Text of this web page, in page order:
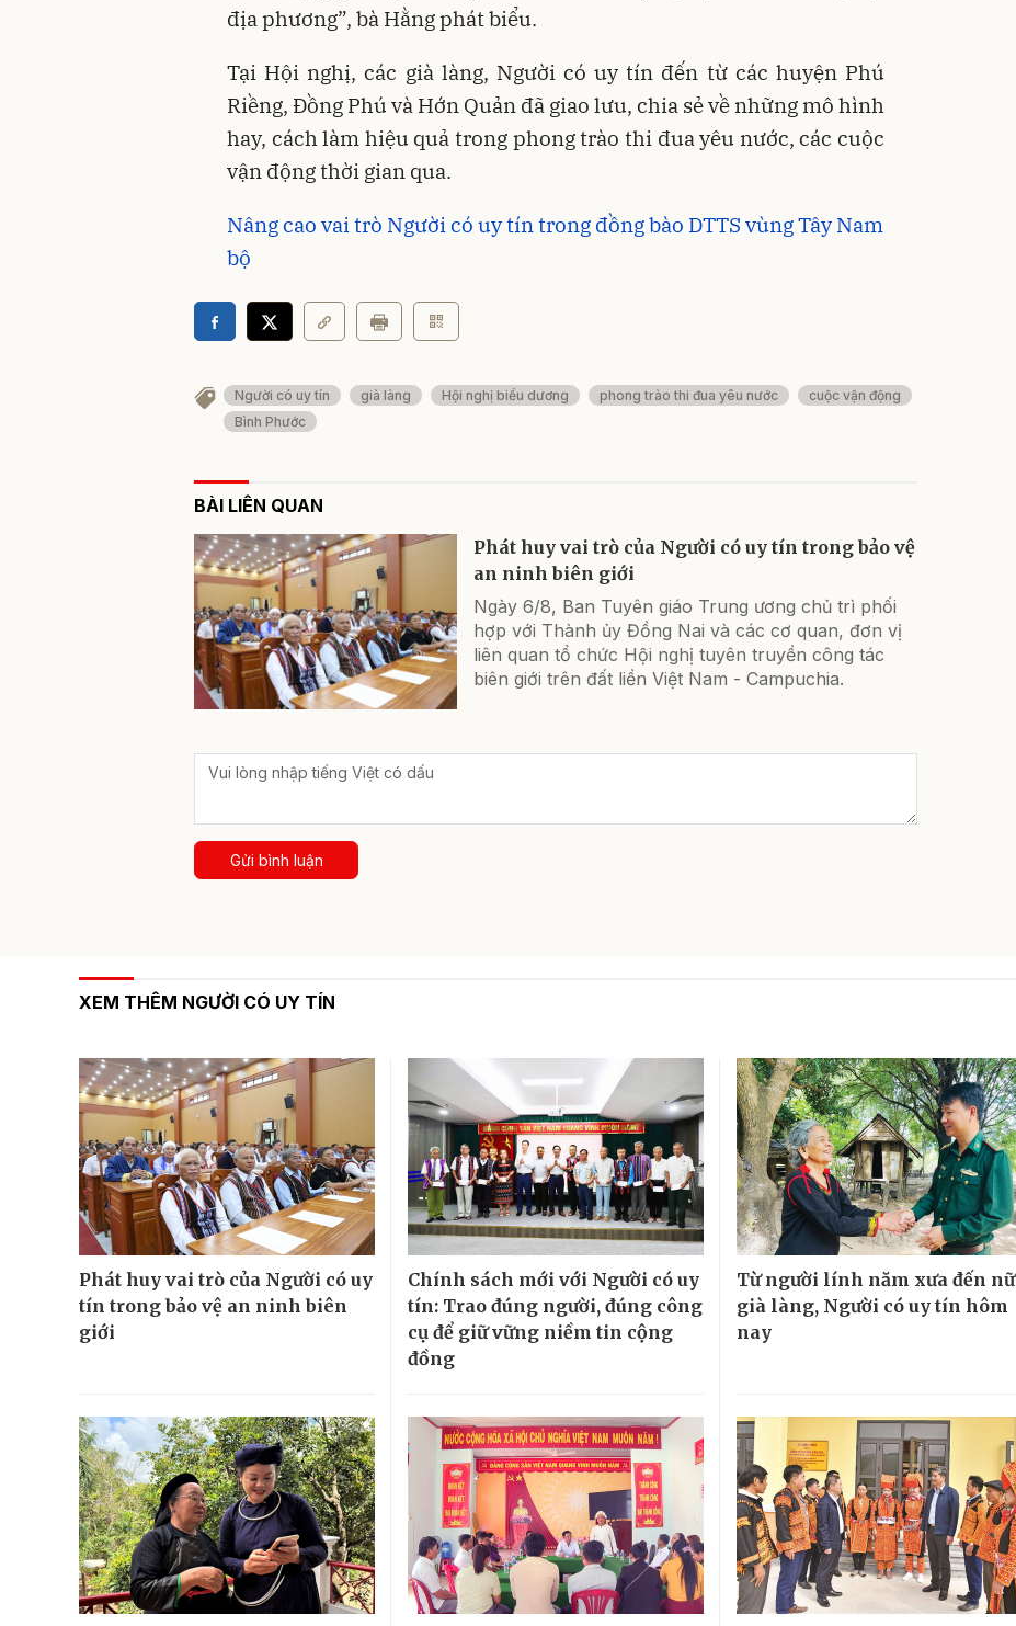
địa phương”, bà Hằng phát biểu.
Tại Hội nghị, các già làng, Người có uy tín đến từ các huyện Phú
Riềng, Đồng Phú và Hớn Quản đã giao lưu, chia sẻ về những mô hình
hay, cách làm hiệu quả trong phong trào thi đua yêu nước, các cuộc
vận động thời gian qua.
Nâng cao vai trò Người có uy tín trong đồng bào DTTS vùng Tây Nam
bộ
Người có uy tín già làng Hội nghị biểu dương phong trào thi đua yêu nước
cuộc vận động
Bình Phước
BÀI LIÊN QUAN
Phát huy vai trò của Người có uy tín trong bảo vệ
an ninh biên giới
Ngày 6/8, Ban Tuyên giáo Trung ương chủ trì phối
hợp với Thành ủy Đồng Nai và các cơ quan, đơn vị
liên quan tổ chức Hội nghị tuyên truyền công tác
biên giới trên đất liền Việt Nam - Campuchia.
Gửi bình luận
XEM THÊM NGƯỜI CÓ UY TÍN
Phát huy vai trò của Người có uy
tín trong bảo vệ an ninh biên
giới
Chính sách mới với Người có uy
tín: Trao đúng người, đúng công
cụ để giữ vững niềm tin cộng
đồng
Từ người lính năm xưa đến nữ
già làng, Người có uy tín hôm
nay